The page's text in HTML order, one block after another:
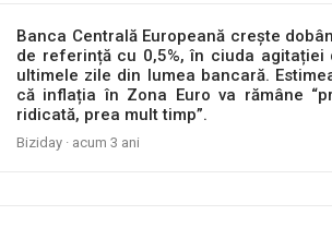
Banca Centrală Europeană crește
de referință cu 0,5%, în ciuda agitației
ultimele zile din lumea bancară.
că inflația în Zona Euro va rămâne
ridicată, prea mult timp”.
Biziday · acum 3 ani